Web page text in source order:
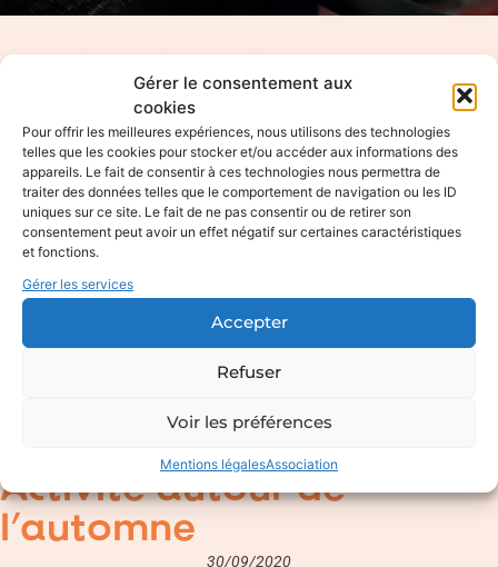
Gérer le consentement aux
cookies
Pour offrir les meilleures expériences, nous utilisons des technologies
telles que les cookies pour stocker et/ou accéder aux informations des
appareils. Le fait de consentir à ces technologies nous permettra de
traiter des données telles que le comportement de navigation ou les ID
uniques sur ce site. Le fait de ne pas consentir ou de retirer son
consentement peut avoir un effet négatif sur certaines caractéristiques
et fonctions.
Gérer les services
Accepter
Refuser
Voir les préférences
Mentions légalesAssociation
Accueil>Actualités>Activité autour de l’automne
Activité autour de
l’automne
30/09/2020